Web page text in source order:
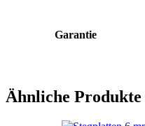
Garantie
Ähnliche Produkte